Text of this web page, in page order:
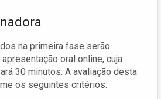
na primeira fase serão
oral online, cuja
30 minutos. A avaliação desta
os seguintes critérios: